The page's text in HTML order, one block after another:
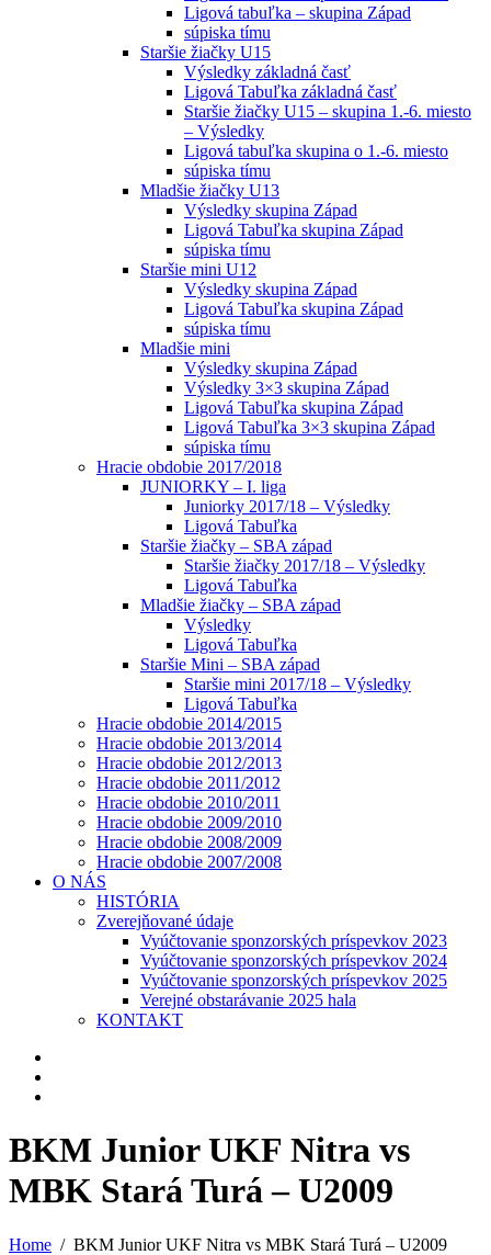
Ligová tabuľka – skupina Západ
súpiska tímu
Staršie žiačky U15
Výsledky základná časť
Ligová Tabuľka základná časť
Staršie žiačky U15 – skupina 1.-6. miesto
– Výsledky
Ligová tabuľka skupina o 1.-6. miesto
súpiska tímu
Mladšie žiačky U13
Výsledky skupina Západ
Ligová Tabuľka skupina Západ
súpiska tímu
Staršie mini U12
Výsledky skupina Západ
Ligová Tabuľka skupina Západ
súpiska tímu
Mladšie mini
Výsledky skupina Západ
Výsledky 3×3 skupina Západ
Ligová Tabuľka skupina Západ
Ligová Tabuľka 3×3 skupina Západ
súpiska tímu
Hracie obdobie 2017/2018
JUNIORKY – I. liga
Juniorky 2017/18 – Výsledky
Ligová Tabuľka
Staršie žiačky – SBA západ
Staršie žiačky 2017/18 – Výsledky
Ligová Tabuľka
Mladšie žiačky – SBA západ
Výsledky
Ligová Tabuľka
Staršie Mini – SBA západ
Staršie mini 2017/18 – Výsledky
Ligová Tabuľka
Hracie obdobie 2014/2015
Hracie obdobie 2013/2014
Hracie obdobie 2012/2013
Hracie obdobie 2011/2012
Hracie obdobie 2010/2011
Hracie obdobie 2009/2010
Hracie obdobie 2008/2009
Hracie obdobie 2007/2008
O NÁS
HISTÓRIA
Zverejňované údaje
Vyúčtovanie sponzorských príspevkov 2023
Vyúčtovanie sponzorských príspevkov 2024
Vyúčtovanie sponzorských príspevkov 2025
Verejné obstarávanie 2025 hala
KONTAKT
BKM Junior UKF Nitra vs
MBK Stará Turá – U2009
Home BKM Junior UKF Nitra vs MBK Stará Turá – U2009